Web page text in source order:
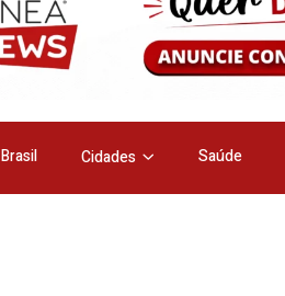
Brasil Cidades Saúde